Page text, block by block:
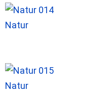
Natur
Natur